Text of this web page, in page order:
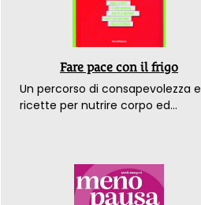
Fare pace con il frigo
Un percorso di consapevolezza e
ricette per nutrire corpo ed